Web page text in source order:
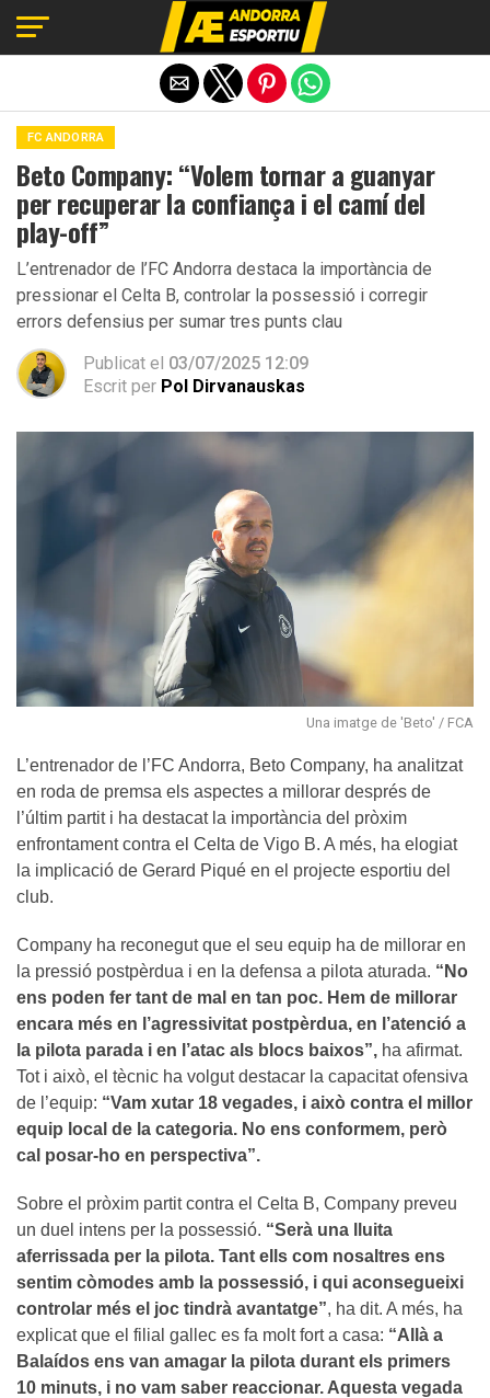
FC ANDORRA
Beto Company: “Volem tornar a guanyar
per recuperar la confiança i el camí del
play-off”
L’entrenador de l’FC Andorra destaca la importància de
pressionar el Celta B, controlar la possessió i corregir
errors defensius per sumar tres punts clau
Publicat el 03/07/2025 12:09
Escrit per Pol Dirvanauskas
Una imatge de 'Beto' / FCA
L’entrenador de l’FC Andorra, Beto Company, ha analitzat
en roda de premsa els aspectes a millorar després de
l’últim partit i ha destacat la importància del pròxim
enfrontament contra el Celta de Vigo B. A més, ha elogiat
la implicació de Gerard Piqué en el projecte esportiu del
club.
Company ha reconegut que el seu equip ha de millorar en
la pressió postpèrdua i en la defensa a pilota aturada. “No
ens poden fer tant de mal en tan poc. Hem de millorar
encara més en l’agressivitat postpèrdua, en l’atenció a
la pilota parada i en l’atac als blocs baixos”, ha afirmat.
Tot i això, el tècnic ha volgut destacar la capacitat ofensiva
de l’equip: “Vam xutar 18 vegades, i això contra el millor
equip local de la categoria. No ens conformem, però
cal posar-ho en perspectiva”.
Sobre el pròxim partit contra el Celta B, Company preveu
un duel intens per la possessió. “Serà una lluita
aferrissada per la pilota. Tant ells com nosaltres ens
sentim còmodes amb la possessió, i qui aconsegueixi
controlar més el joc tindrà avantatge”, ha dit. A més, ha
explicat que el filial gallec es fa molt fort a casa: “Allà a
Balaídos ens van amagar la pilota durant els primers
10 minuts, i no vam saber reaccionar. Aquesta vegada
Exit mobile version